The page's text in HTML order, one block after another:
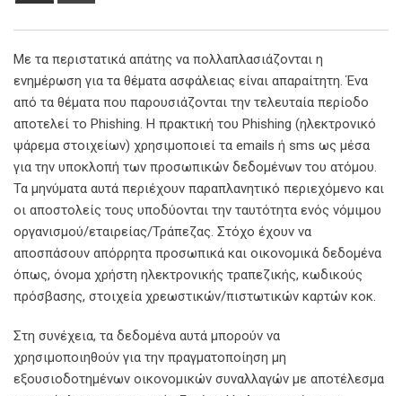
Με τα περιστατικά απάτης να πολλαπλασιάζονται η
ενημέρωση για τα θέματα ασφάλειας είναι απαραίτητη. Ένα
από τα θέματα που παρουσιάζονται την τελευταία περίοδο
αποτελεί το Phishing. Η πρακτική του Phishing (ηλεκτρονικό
ψάρεμα στοιχείων) χρησιμοποιεί τα emails ή sms ως μέσα
για την υποκλοπή των προσωπικών δεδομένων του ατόμου.
Τα μηνύματα αυτά περιέχουν παραπλανητικό περιεχόμενο και
οι αποστολείς τους υποδύονται την ταυτότητα ενός νόμιμου
οργανισμού/εταιρείας/Τράπεζας. Στόχο έχουν να
αποσπάσουν απόρρητα προσωπικά και οικονομικά δεδομένα
όπως, όνομα χρήστη ηλεκτρονικής τραπεζικής, κωδικούς
πρόσβασης, στοιχεία χρεωστικών/πιστωτικών καρτών κοκ.
Στη συνέχεια, τα δεδομένα αυτά μπορούν να
χρησιμοποιηθούν για την πραγματοποίηση μη
εξουσιοδοτημένων οικονομικών συναλλαγών με αποτέλεσμα